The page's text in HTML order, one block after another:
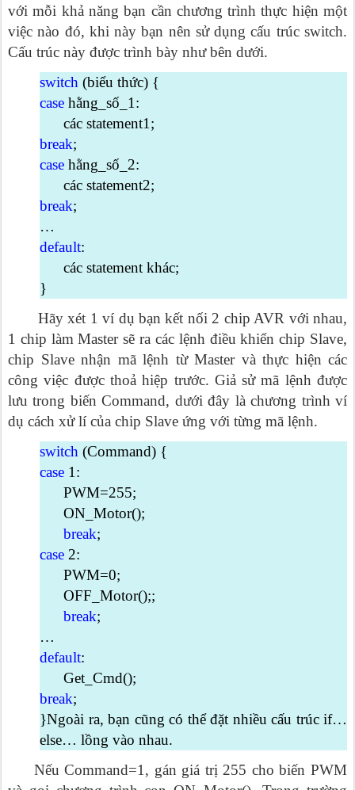
với mỗi khả năng bạn cần chương trình thực hiện một
việc nào đó, khi này bạn nên sử dụng cấu trúc switch.
Cấu trúc này được trình bày như bên dưới.
switch (biểu thức) {
case hằng_số_1:
các statement1;
break;
case hằng_số_2:
các statement2;
break;
…
default:
các statement khác;
}
Hãy xét 1 ví dụ bạn kết nối 2 chip AVR với nhau,
1 chip làm Master sẽ ra các lệnh điều khiển chip Slave,
chip Slave nhận mã lệnh từ Master và thực hiện các
công việc được thoả hiệp trước. Giả sử mã lệnh được
lưu trong biến Command, dưới đây là chương trình ví
dụ cách xử lí của chip Slave ứng với từng mã lệnh.
switch (Command) {
case 1:
PWM=255;
ON_Motor();
break;
case 2:
PWM=0;
OFF_Motor();;
break;
…
default:
Get_Cmd();
break;
}Ngoài ra, bạn cũng có thể đặt nhiều cấu trúc if…
else… lồng vào nhau.
Nếu Command=1, gán giá trị 255 cho biến PWM